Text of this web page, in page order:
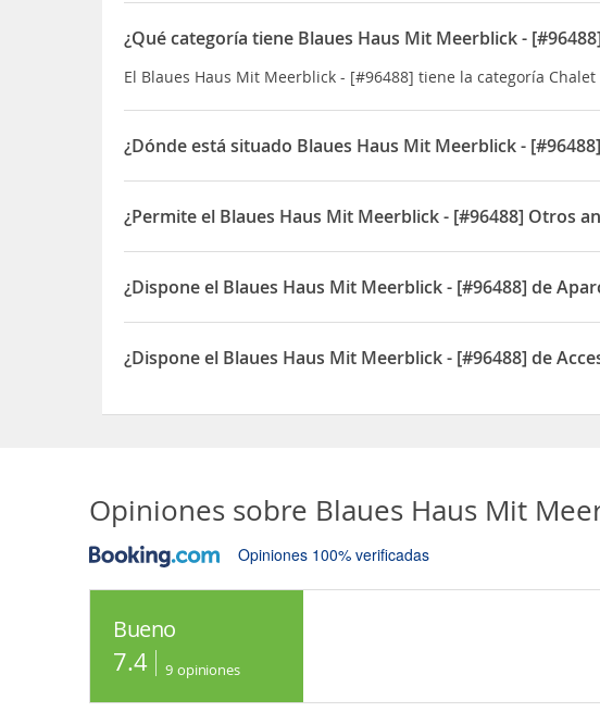
¿Qué categoría tiene Blaues Haus Mit Meerblick -
El Blaues Haus Mit Meerblick - [#96488] tiene la categoría Chalet
¿Dónde está situado Blaues Haus Mit Meerblick -
El Blaues Haus Mit Meerblick - [#96488] está situado en
¿Permite el Blaues Haus Mit Meerblick - [#96488] Otros
Sí, el Blaues Haus Mit Meerblick - [#96488] permite Otros
¿Dispone el Blaues Haus Mit Meerblick - [#96488] de
Sí, el Blaues Haus Mit Meerblick - [#96488] dispone de
¿Dispone el Blaues Haus Mit Meerblick - [#96488] de
Opiniones sobre Blaues Haus Mit
Opiniones 100% verificadas
Bueno
7.4 9 opiniones